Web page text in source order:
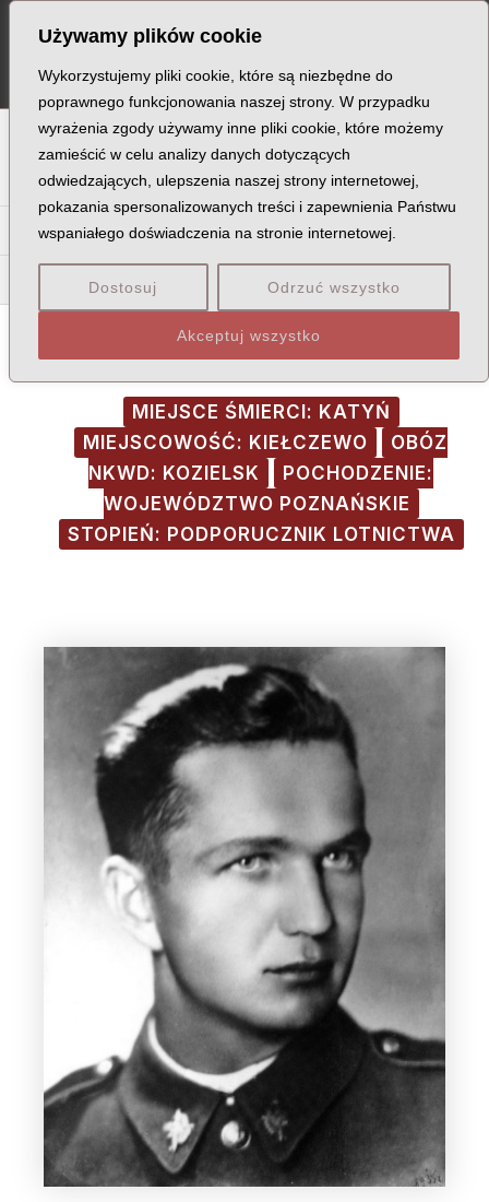
Używamy plików cookie
Wykorzystujemy pliki cookie, które są niezbędne do
poprawnego funkcjonowania naszej strony. W przypadku
wyrażenia zgody używamy inne pliki cookie, które możemy
zamieścić w celu analizy danych dotyczących
odwiedzających, ulepszenia naszej strony internetowej,
pokazania spersonalizowanych treści i zapewnienia Państwu
wspaniałego doświadczenia na stronie internetowej.
Dostosuj Odrzuć wszystko
Akceptuj wszystko
content
B C D E F G H I J K L Ł M
O P Q R S T U V W X Z
Gą Ge Gi Gl Gł Gm Gn Go Gr
Gib Gin
MIEJSCE ŚMIERCI: KATYŃ
MIEJSCOWOŚĆ: KIEŁCZEWO
OBÓZ
NKWD: KOZIELSK
POCHODZENIE:
WOJEWÓDZTWO POZNAŃSKIE
STOPIEŃ: PODPORUCZNIK LOTNICTWA
navigation